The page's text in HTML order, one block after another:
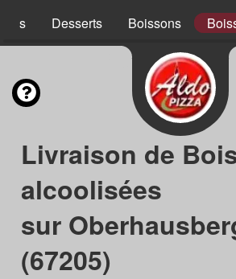
Desserts Boissons
Livraison de
alcoolisées
sur
(67205)